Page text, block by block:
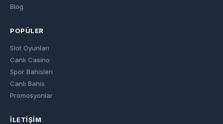
Blog
POPÜLER
Slot Oyunları
Canlı Casino
Spor Bahisleri
Canlı Bahis
Promosyonlar
İLETIŞIM